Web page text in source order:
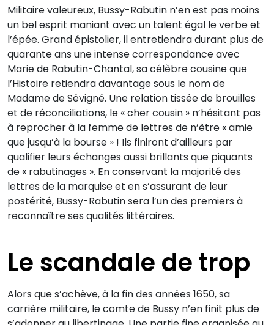
Militaire valeureux, Bussy-Rabutin n’en est pas moins
un bel esprit maniant avec un talent égal le verbe et
l’épée. Grand épistolier, il entretiendra durant plus de
quarante ans une intense correspondance avec
Marie de Rabutin-Chantal, sa célèbre cousine que
l’Histoire retiendra davantage sous le nom de
Madame de Sévigné. Une relation tissée de brouilles
et de réconciliations, le « cher cousin » n’hésitant pas
à reprocher à la femme de lettres de n’être « amie
que jusqu’à la bourse » ! Ils finiront d’ailleurs par
qualifier leurs échanges aussi brillants que piquants
de « rabutinages ». En conservant la majorité des
lettres de la marquise et en s’assurant de leur
postérité, Bussy-Rabutin sera l’un des premiers à
reconnaître ses qualités littéraires.
Le scandale de trop
Alors que s’achève, à la fin des années 1650, sa
carrière militaire, le comte de Bussy n’en finit plus de